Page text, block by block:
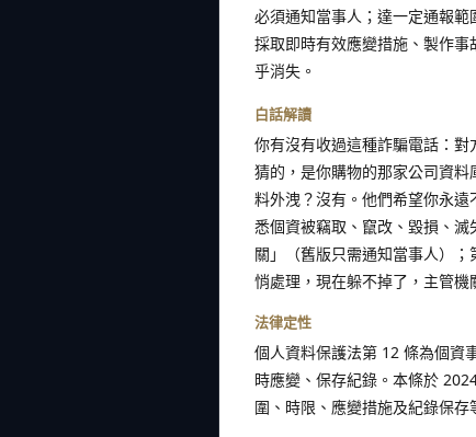
必須通知當事人；達一定通報
採取即時有效應變措施、製作
乎消失。
白話解讀
你有沒有收過這種詐騙電話：
猜的，是你購物的那家公司資
料外洩？沒有。他們希望你永
悉個資被竊取、竄改、毀損、
關」（舊版只需通知當事人）
悄處理，現在躲不掉了，主管機
法律定性
個人資料保護法第 12 條為個資
時應變、保存紀錄。本條於
圍、時限、應變措施及紀錄保存